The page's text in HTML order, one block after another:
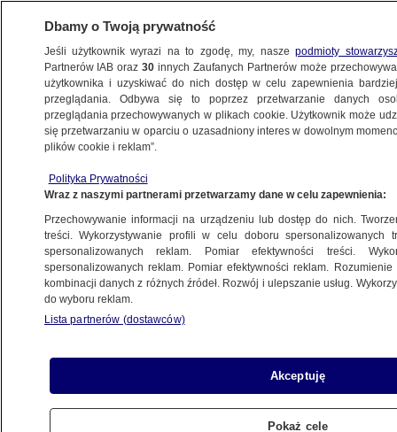
METEO
POGODA
niektórym dosypie śniegu
29.11.2023, 02:00
Udostępnij
Dbamy o Twoją prywatność
Jeśli użytkownik wyrazi na to zgodę, my, naszepodmioty
Partnerów IAB oraz30 innych Zaufanych Partnerów może
użytkownika i uzyskiwać do nich dostęp w celu zapewnienia
przeglądania. Odbywa się to poprzez przetwarzanie danych
przeglądania przechowywanych w plikach cookie. Użytkownik może
się przetwarzaniu w oparciu o uzasadniony interes w dowolnym
plików cookie i reklam”.
Polityka Prywatności
Wraz z naszymi partnerami przetwarzamy dane w celu zapewnienia:
Przechowywanie informacji na urządzeniu lub dostęp do nich.
treści. Wykorzystywanie profili w celu doboru spersonalizowanych
spersonalizowanych reklam. Pomiar efektywności treści.
spersonalizowanych reklam. Pomiar efektywności reklam.
kombinacji danych z różnych źródeł. Rozwój i ulepszanie usług.
do wyboru reklam.
Lista partnerów (dostawców)
Akceptuję
Pokaż cele